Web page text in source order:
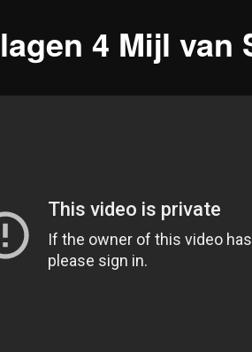
4 Mijl van